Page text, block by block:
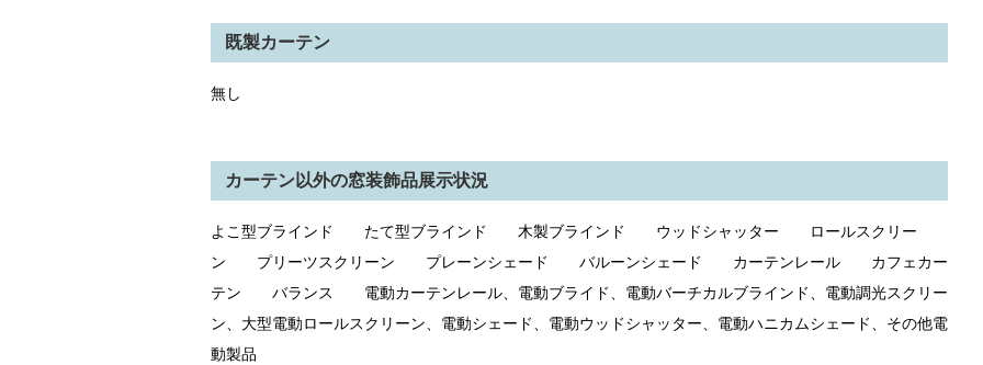
既製カーテン
無し
カーテン以外の窓装飾品展示状況
よこ型ブラインド たて型ブラインド 木製ブラインド ウッドシャッター ロールスクリー
ン プリーツスクリーン プレーンシェード バルーンシェード カーテンレール カフェカー
テン バランス 電動カーテンレール、電動ブライド、電動バーチカルブラインド、電動調光スクリー
ン、大型電動ロールスクリーン、電動シェード、電動ウッドシャッター、電動ハニカムシェード、その他電
動製品